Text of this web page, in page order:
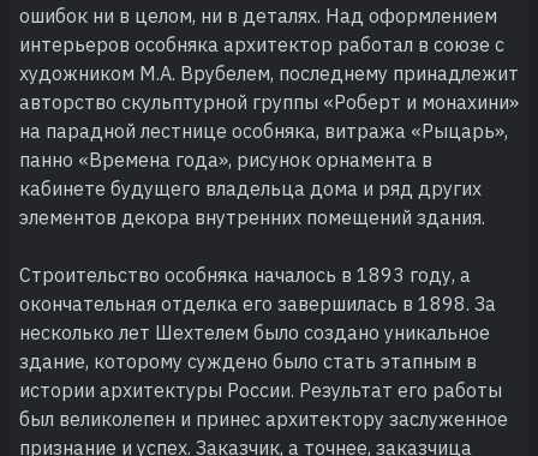
ошибок ни в целом, ни в деталях. Над оформлением
интерьеров особняка архитектор работал в союзе с
художником М.А. Врубелем, последнему принадлежит
авторство скульптурной группы «Роберт и монахини»
на парадной лестнице особняка, витража «Рыцарь»,
панно «Времена года», рисунок орнамента в
кабинете будущего владельца дома и ряд других
элементов декора внутренних помещений здания.
Строительство особняка началось в 1893 году, а
окончательная отделка его завершилась в 1898. За
несколько лет Шехтелем было создано уникальное
здание, которому суждено было стать этапным в
истории архитектуры России. Результат его работы
был великолепен и принес архитектору заслуженное
признание и успех. Заказчик, а точнее, заказчица